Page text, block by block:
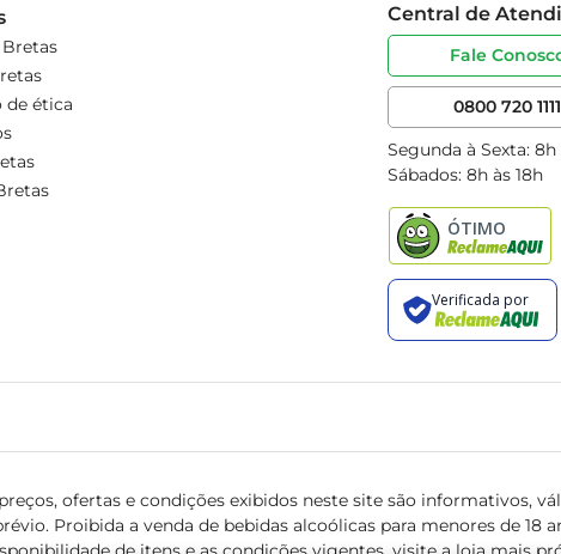
de ética
Central de
Fale
0800 720 1111
Segunda à Sexta: 8h
Sábados: 8h às 18h
ofertas e condições exibidos neste site são informativos,
Proibida a venda de bebidas alcoólicas para menores de 18